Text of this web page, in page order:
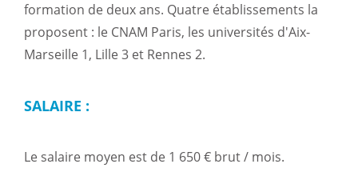
formation de deux ans. Quatre établissements la
proposent : le CNAM Paris, les universités d'Aix-
Marseille 1, Lille 3 et Rennes 2.
SALAIRE :
Le salaire moyen est de 1 650 € brut / mois.